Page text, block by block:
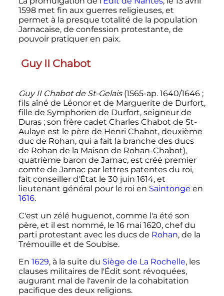
1598met fin aux guerres religieuses, et
permet à la presque totalité de la population
Jarnacaise, de confession protestante, de
pouvoir pratiquer en paix.
Guy II Chabot
Guy II Chabot de St-Gelais(1565-ap. 1640/1646 ;
fils aîné de Léonor et de Marguerite de Durfort,
fille de Symphorien de Durfort, seigneur de
Duras ; son frère cadet Charles Chabot de St-
Aulaye est le père de Henri Chabot, deuxième
duc de Rohan, qui a fait la branche des ducs
de Rohan de la Maison de Rohan-Chabot),
quatrième baron de Jarnac, est créé premier
comte de Jarnac par lettres patentes du roi,
fait conseiller d'État le 30 juin 1614, et
lieutenant général pour le roi en Saintonge en
1616.
C'est un zélé huguenot, comme l'a été son
père, et il est nommé, le 16 mai 1620, chef du
parti protestant avec les ducs de Rohan, de la
Trémouille et de Soubise.
En 1629, à la suite du Siège de La Rochelle, les
clauses militaires de l'Édit sont révoquées,
augurant mal de l'avenir de la cohabitation
pacifique des deux religions.